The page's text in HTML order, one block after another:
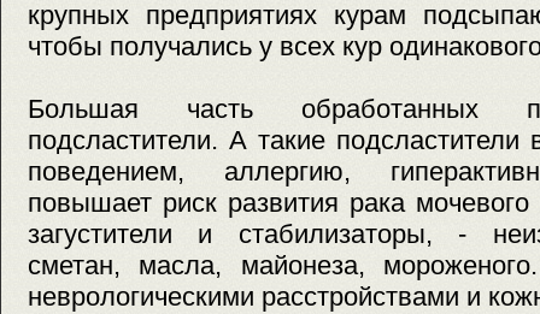
крупных предприятиях курам
чтобы получались у всех кур
Большая часть обработанных
подсластители. А такие
поведением, аллергию,
повышает риск развития рака
загустители и стабилизаторы, -
сметан, масла, майонеза,
неврологическими расстройствами и